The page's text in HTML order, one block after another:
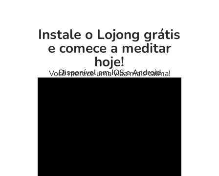
Instale o Lojong grátis
e comece a meditar
hoje!
Disponível em IOS e Android
Você merece uma vida mais calma!